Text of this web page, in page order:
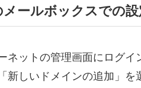
メールボックスでの設
ネットの管理画面にログイ
新しいドメインの追加」を